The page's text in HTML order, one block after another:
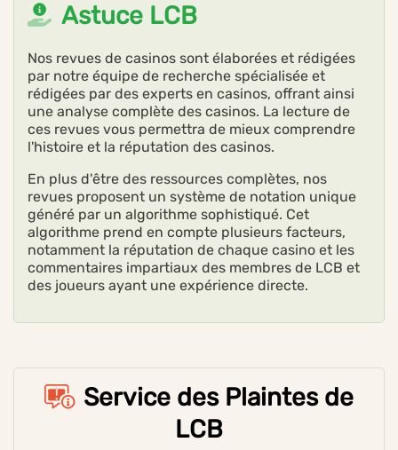
Astuce LCB
Nos revues de casinos sont élaborées et rédigées
par notre équipe de recherche spécialisée et
rédigées par des experts en casinos, offrant ainsi
une analyse complète des casinos. La lecture de
ces revues vous permettra de mieux comprendre
l'histoire et la réputation des casinos.
En plus d'être des ressources complètes, nos
revues proposent un système de notation unique
généré par un algorithme sophistiqué. Cet
algorithme prend en compte plusieurs facteurs,
notamment la réputation de chaque casino et les
commentaires impartiaux des membres de LCB et
des joueurs ayant une expérience directe.
Service des Plaintes de
LCB